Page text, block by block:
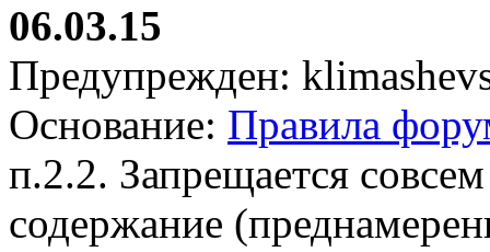
06.03.15
Предупрежден:
Основание: Правила
п.2.2. Запрещается
содержание